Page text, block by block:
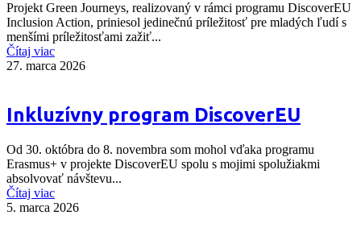
Projekt Green Journeys, realizovaný v rámci programu DiscoverEU
Inclusion Action, priniesol jedinečnú príležitosť pre mladých ľudí s
menšími príležitosťami zažiť...
Čítaj viac
27. marca 2026
Inkluzívny program DiscoverEU
Od 30. októbra do 8. novembra som mohol vďaka programu
Erasmus+ v projekte DiscoverEU spolu s mojimi spolužiakmi
absolvovať návštevu...
Čítaj viac
5. marca 2026